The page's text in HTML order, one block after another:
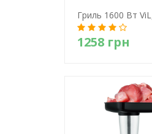
Гриль 1600 Вт
1258 грн